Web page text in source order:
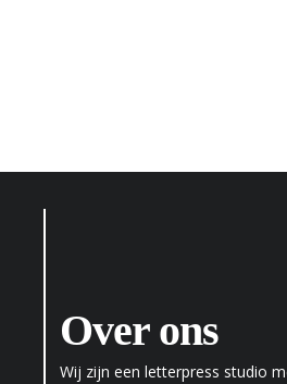
Over ons
Wij zijn een letterpress studio